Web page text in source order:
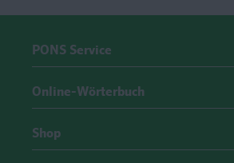
PONS Service
Online-Wörterbuch
Shop